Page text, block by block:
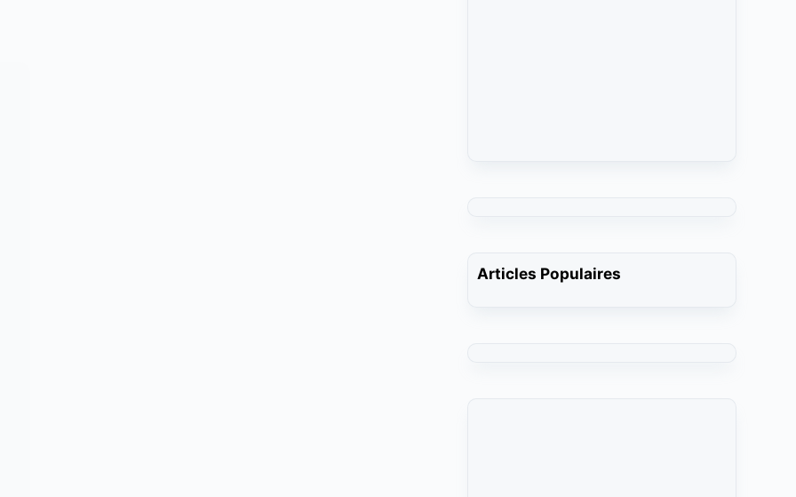
Articles Populaires